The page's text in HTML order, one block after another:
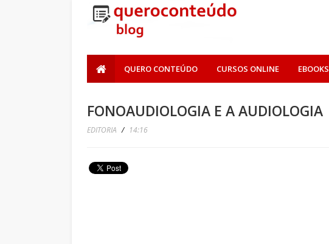
QUERO CONTEÚDO CURSOS ONLINE EBOOKS
FONOAUDIOLOGIA E A AUDIOLOGIA
EDITORIA / 14:16